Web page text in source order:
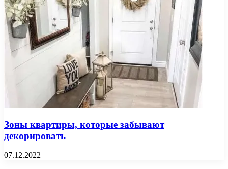
Зоны квартиры, которые забывают
декорировать
07.12.2022